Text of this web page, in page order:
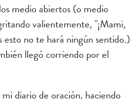
medio abiertos (o medio
valientemente, "¡Mami,
esto no te hará ningún sentido.)
llegó corriendo por el
diario de oración, haciendo